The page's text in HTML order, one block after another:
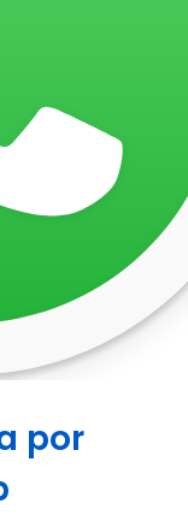
por